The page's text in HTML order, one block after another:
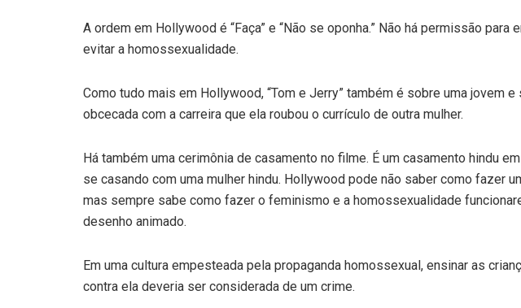
A ordem em Hollywood é “Faça” e “Não se oponha.” Não há permissão para
evitar a homossexualidade.
Como tudo mais em Hollywood, “Tom e Jerry” também é sobre uma jovem e
obcecada com a carreira que ela roubou o currículo de outra mulher.
Há também uma cerimônia de casamento no filme. É um casamento hindu
se casando com uma mulher hindu. Hollywood pode não saber como fazer
mas sempre sabe como fazer o feminismo e a homossexualidade
desenho animado.
Em uma cultura empesteada pela propaganda homossexual, ensinar as
contra ela deveria ser considerada de um crime.